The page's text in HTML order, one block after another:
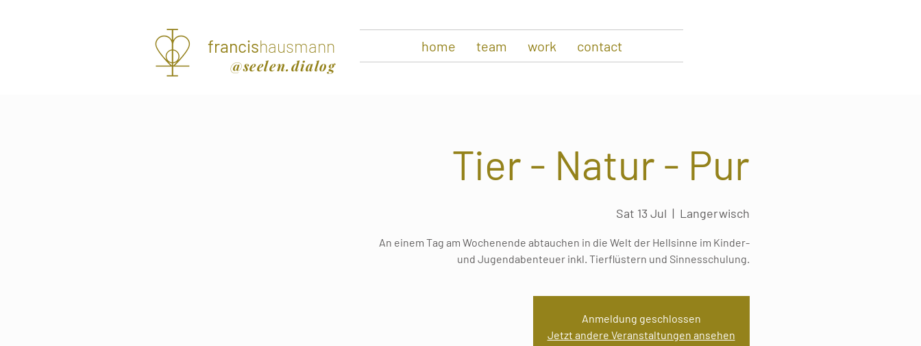
francishausmann home team work contact
@seelen.dialog
Tier - Natur - Pur
Sat 13 Jul
  |
Langerwisch
An einem Tag am Wochenende abtauchen in die Welt der Hellsinne im Kinder-
und Jugendabenteuer inkl. Tierflüstern und Sinnesschulung.
Anmeldung geschlossen
Jetzt andere Veranstaltungen ansehen